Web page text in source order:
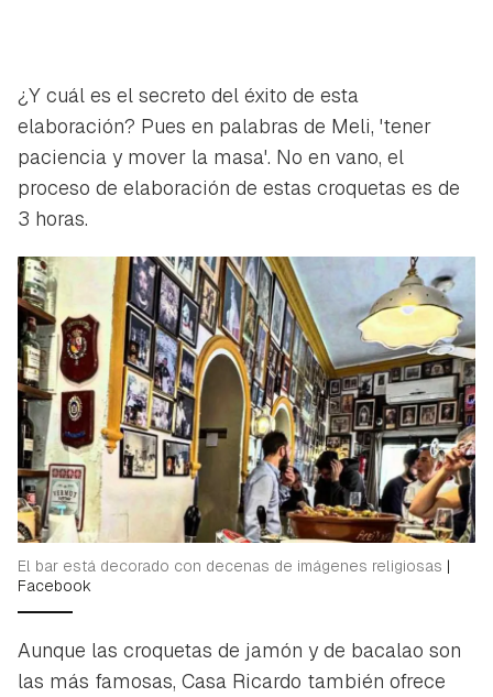
¿Y cuál es el secreto del éxito de esta
elaboración? Pues en palabras de Meli, 'tener
paciencia y mover la masa'. No en vano, el
proceso de elaboración de estas croquetas es de
3 horas.
El bar está decorado con decenas de imágenes religiosas |
Facebook
Aunque las croquetas de jamón y de bacalao son
las más famosas, Casa Ricardo también ofrece